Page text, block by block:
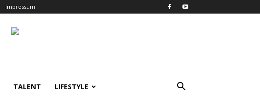
Impressum
TALENT LIFESTYLE